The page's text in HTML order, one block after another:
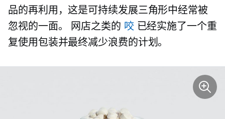
品的再利用，这是可持续发展三角形中经常被
忽视的一面。 网店之类的 咬已经实施了一个重
复使用包装并最终减少浪费的计划。